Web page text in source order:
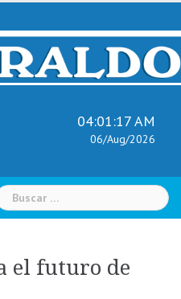
04:01:18 AM
06/Aug/2026
el futuro de